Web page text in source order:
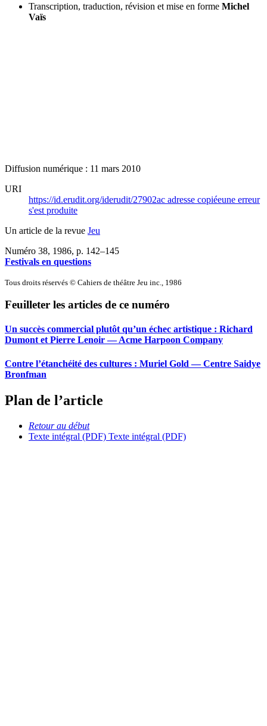
Transcription, traduction, révision et mise en forme Michel
Vaïs
Diffusion numérique : 11 mars 2010
URI
https://id.erudit.org/iderudit/27902ac adresse copiéeune erreur
s'est produite
Un article de la revue Jeu
Numéro 38, 1986, p. 142–145
Festivals en questions
Tous droits réservés © Cahiers de théâtre Jeu inc., 1986
Feuilleter les articles de ce numéro
Un succès commercial plutôt qu’un échec artistique : Richard
Dumont et Pierre Lenoir — Acme Harpoon Company
Contre l’étanchéité des cultures : Muriel Gold — Centre Saidye
Bronfman
Plan de l’article
Retour au début
Texte intégral (PDF) Texte intégral (PDF)